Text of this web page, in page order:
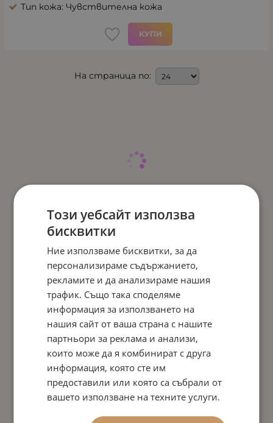
Тип кожа: Чувствителна кожа
КУПИ
На страница по:
Този уебсайт използва
бисквитки
Ние използваме бисквитки, за да
персонализираме съдържанието,
рекламите и да анализираме нашия
трафик. Също така споделяме
информация за използването на
нашия сайт от ваша страна с нашите
партньори за реклама и анализи,
които може да я комбинират с друга
информация, която сте им
предоставили или която са събрали от
вашето използване на техните услуги.